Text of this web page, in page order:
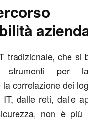
tradizionale, che si
strumenti per
la correlazione dei
IT, dalle reti, dalle
non è più